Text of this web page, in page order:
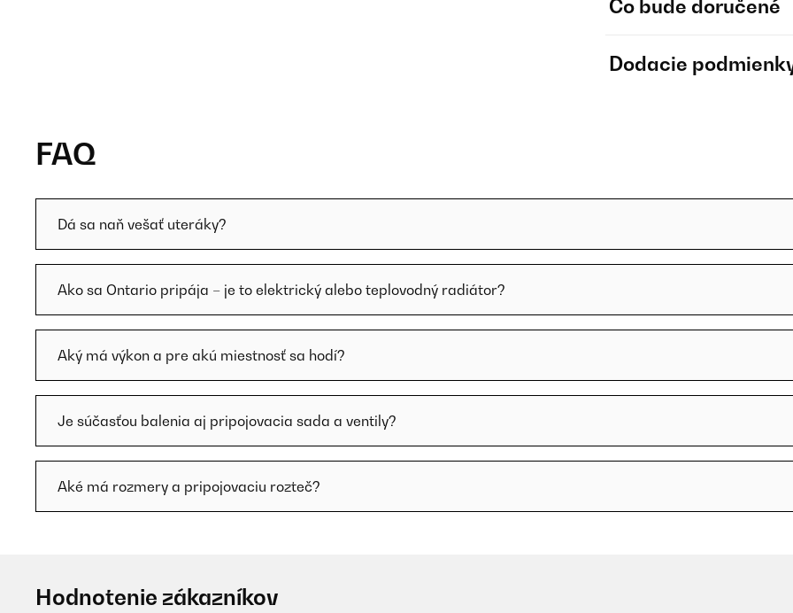
Čo bude doručené
Dodacie
FAQ
Dá sa naň vešať uteráky?
Ako sa Ontario pripája – je to elektrický alebo teplovodný radiátor?
Aký má výkon a pre akú miestnosť sa hodí?
Je súčasťou balenia aj pripojovacia sada a ventily?
Aké má rozmery a pripojovaciu rozteč?
Hodnotenie zákazníkov